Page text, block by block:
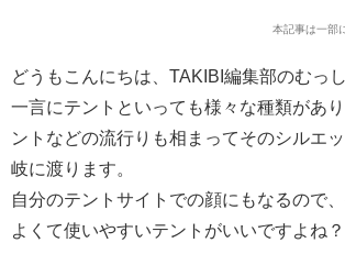
本記事は一部
どうもこんにちは、TAKIBI編集部のむっし
一言にテントといっても様々な種類があ
ントなどの流行りも相まってそのシルエ
岐に渡ります。
自分のテントサイトでの顔にもなるので
よくて使いやすいテントがいいですよね？